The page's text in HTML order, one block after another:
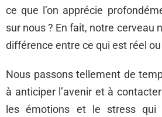
ce que l’on apprécie
sur nous ? En fait, notre cerveau
différence entre ce qui est réel
Nous passons tellement de
à anticiper l’avenir et à
les émotions et le stress qui